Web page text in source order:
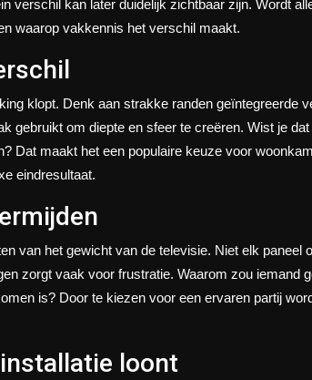
verschil kan later duidelijk zichtbaar zijn. Wordt
waarop vakkennis het verschil maakt.
klopt. Denk aan strakke randen geïntegreerde
gebruikt om diepte en sfeer te creëren. Wist je
Dat maakt het een populaire keuze voor
eindresultaat.
van het gewicht van de televisie. Niet elk paneel
zorgt vaak voor frustratie. Waarom zou iemand
is? Door te kiezen voor een ervaren partij
loont